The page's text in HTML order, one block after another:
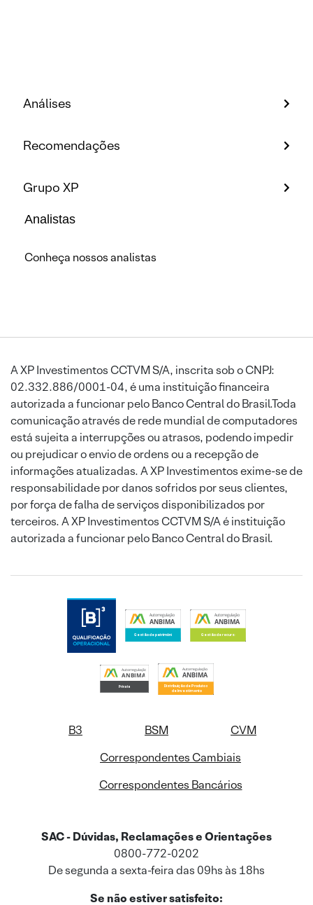
Análises
Recomendações
Grupo XP
Analistas
Conheça nossos analistas
A XP Investimentos CCTVM S/A, inscrita sob o CNPJ:
02.332.886/0001-04, é uma instituição financeira
autorizada a funcionar pelo Banco Central do Brasil.Toda
comunicação através de rede mundial de computadores
está sujeita a interrupções ou atrasos, podendo impedir
ou prejudicar o envio de ordens ou a recepção de
informações atualizadas. A XP Investimentos exime-se de
responsabilidade por danos sofridos por seus clientes,
por força de falha de serviços disponibilizados por
terceiros. A XP Investimentos CCTVM S/A é instituição
autorizada a funcionar pelo Banco Central do Brasil.
B3 BSM
CVM
Correspondentes Cambiais
Correspondentes Bancários
SAC - Dúvidas, Reclamações e Orientações
0800-772-0202
De segunda a sexta-feira das 09hs às 18hs
Se não estiver satisfeito: